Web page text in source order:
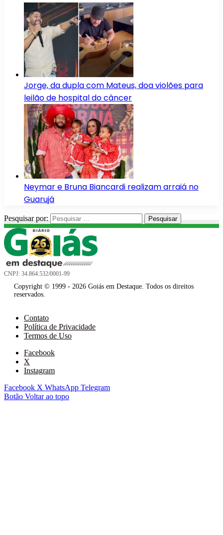
Jorge, da dupla com Mateus, doa violões para
leilão de hospital do câncer
Neymar e Bruna Biancardi realizam arraiá no
Guarujá
Pesquisar por:
CNPJ: 34.864.532/0001-99
Copyright © 1999 - 2026 Goiás em Destaque. Todos os direitos
reservados.
Contato
Política de Privacidade
Termos de Uso
Facebook
X
Instagram
Facebook X WhatsApp Telegram
Botão Voltar ao topo